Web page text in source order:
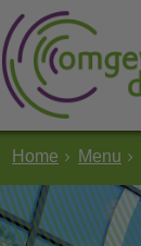
Home Menu